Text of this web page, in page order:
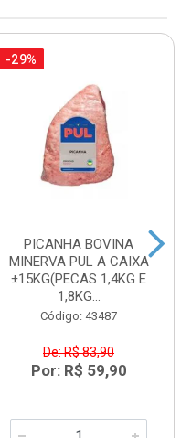
-29%
PICANHA BOVINA
MINERVA PUL A CAIXA
±15KG(PECAS 1,4KG E
1,8KG...
Código: 43487
De: R$ 83,90
Por: R$ 59,90